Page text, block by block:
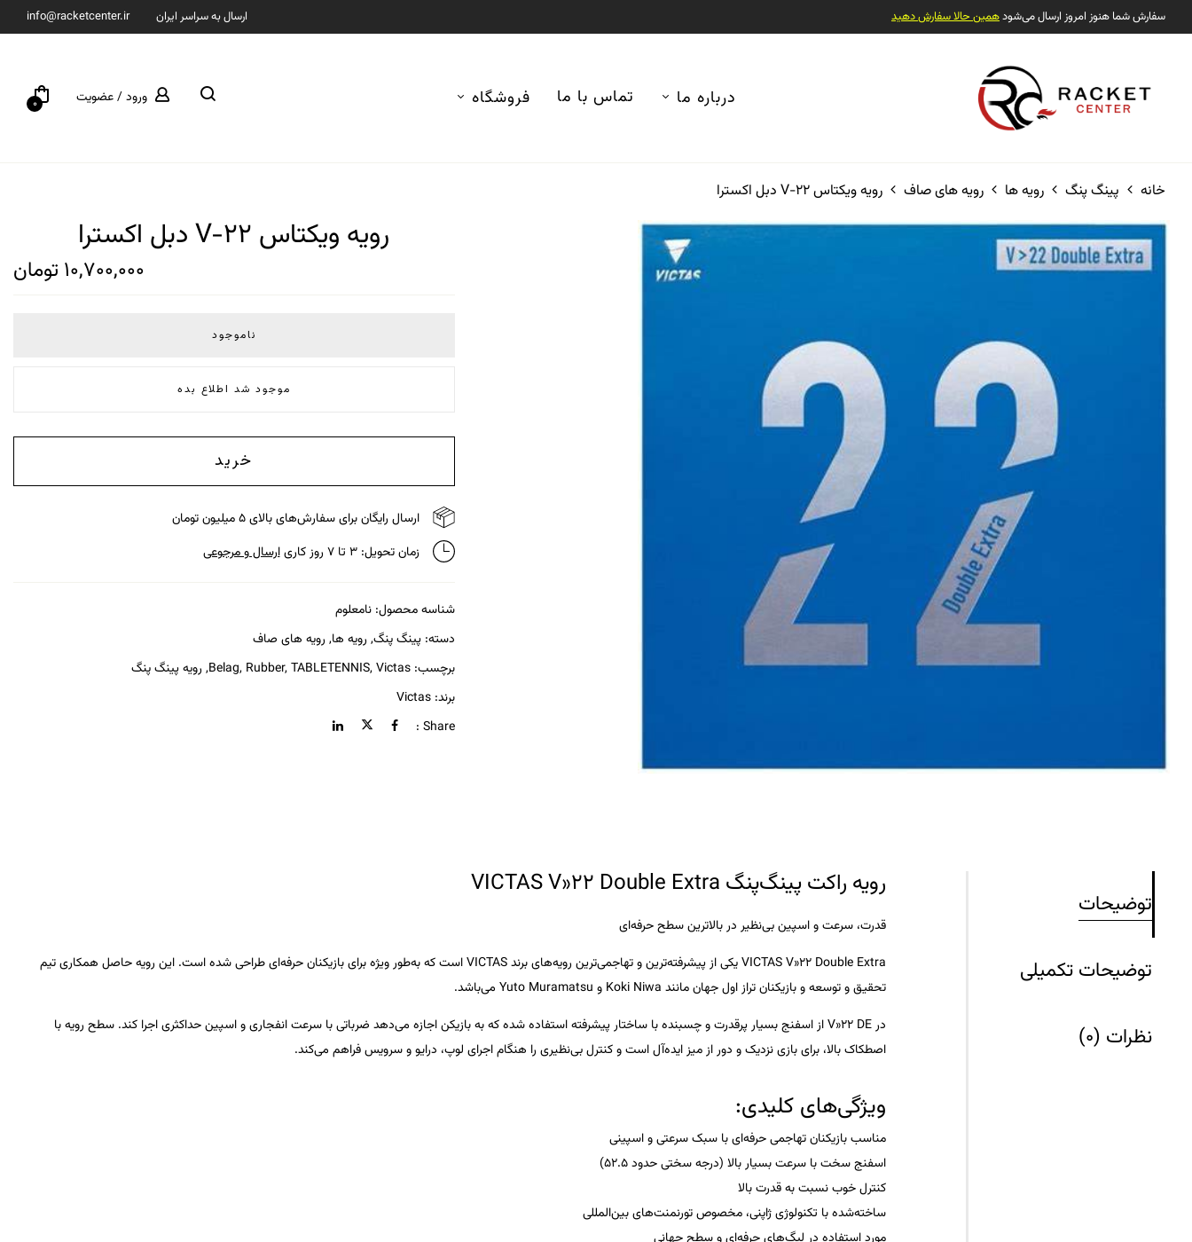
سفارش شما هنوز امروز ارسال می‌شودهمین حالا سفارش دهید ارسال به سراسر ایران info@racketcenter.ir
درباره ما تماس با ما فروشگاه ورود / عضویت 0
خانه پینگ پنگ رویه ها رویه های صاف رویه ویکتاس V-22 دبل اکسترا
رویه ویکتاس V-22 دبل اکسترا
10,700,000 تومان
ناموجود
موجود شد اطلاع بده
خرید
ارسال رایگان برای سفارش‌های بالای ۵ میلیون تومان
زمان تحویل: ۳ تا ۷ روز کاری
ارسال و مرجوعی
شناسه محصول:نامعلوم
دسته:پینگ پنگ, رویه ها, رویه های صاف
برچسب:
Belag, Rubber,TABLETENNIS,Victas
, رویه پینگ پنگ
برند:Victas
Share :
توضیحات
توضیحات تکمیلی
نظرات (0)
رویه راکت پینگ‌پنگ VICTAS V»22 Double Extra
قدرت، سرعت و اسپین بی‌نظیر در بالاترین سطح حرفه‌ای
VICTAS V»22 Double Extra
یکی از پیشرفته‌ترین و تهاجمی‌ترین رویه‌های برند VICTAS است که به‌طور ویژه برای بازیکنان حرفه‌ای طراحی شده است. این رویه حاصل همکاری تیم
تحقیق و توسعه و بازیکنان تراز اول جهان مانند Koki Niwa و Yuto Muramatsu می‌باشد.
در V»22 DE از اسفنج بسیار پرقدرت و چسبنده با ساختار پیشرفته استفاده شده که به بازیکن اجازه می‌دهد ضرباتی با
سرعت انفجاری و اسپین حداکثریاجرا کند. سطح رویه با
اصطکاک بالا، برای بازی نزدیک و دور از میز ایده‌آل است و کنترل بی‌نظیری را هنگام اجرای لوپ، درایو و سرویس فراهم می‌کند.
ویژگی‌های کلیدی:
مناسب بازیکنان تهاجمی حرفه‌ای با سبک سرعتی و اسپینی
اسفنج سخت با سرعت بسیار بالا (درجه سختی حدود ۵۲.۵)
کنترل خوب نسبت به قدرت بالا
ساخته‌شده با تکنولوژی ژاپنی، مخصوص تورنمنت‌های بین‌المللی